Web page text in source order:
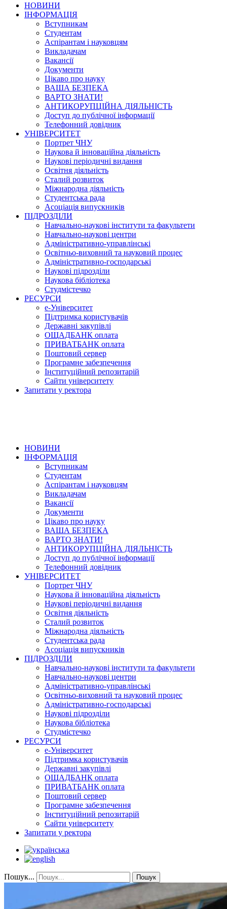
НОВИНИ
ІНФОРМАЦІЯ
Вступникам
Студентам
Аспірантам і науковцям
Викладачам
Вакансії
Документи
Цікаво про науку
ВАША БЕЗПЕКА
ВАРТО ЗНАТИ!
АНТИКОРУПЦІЙНА ДІЯЛЬНІСТЬ
Доступ до публічної інформації
Телефонний довідник
УНІВЕРСИТЕТ
Портрет ЧНУ
Наукова й інноваційна діяльність
Наукові періодичні видання
Освітня діяльність
Сталий розвиток
Міжнародна діяльність
Студентська рада
Асоціація випускників
ПІДРОЗДІЛИ
Навчально-наукові інститути та факультети
Навчально-наукові центри
Адміністративно-управлінські
Освітньо-виховний та науковий процес
Адміністративно-господарські
Наукові підрозділи
Наукова бібліотека
Студмістечко
РЕСУРСИ
е-Університет
Підтримка користувачів
Державні закупівлі
ОЩАДБАНК оплата
ПРИВАТБАНК оплата
Поштовий сервер
Програмне забезпечення
Інституційний репозитарій
Сайти університету
Запитати у ректора
НОВИНИ
ІНФОРМАЦІЯ
Вступникам
Студентам
Аспірантам і науковцям
Викладачам
Вакансії
Документи
Цікаво про науку
ВАША БЕЗПЕКА
ВАРТО ЗНАТИ!
АНТИКОРУПЦІЙНА ДІЯЛЬНІСТЬ
Доступ до публічної інформації
Телефонний довідник
УНІВЕРСИТЕТ
Портрет ЧНУ
Наукова й інноваційна діяльність
Наукові періодичні видання
Освітня діяльність
Сталий розвиток
Міжнародна діяльність
Студентська рада
Асоціація випускників
ПІДРОЗДІЛИ
Навчально-наукові інститути та факультети
Навчально-наукові центри
Адміністративно-управлінські
Освітньо-виховний та науковий процес
Адміністративно-господарські
Наукові підрозділи
Наукова бібліотека
Студмістечко
РЕСУРСИ
е-Університет
Підтримка користувачів
Державні закупівлі
ОЩАДБАНК оплата
ПРИВАТБАНК оплата
Поштовий сервер
Програмне забезпечення
Інституційний репозитарій
Сайти університету
Запитати у ректора
Пошук... Пошук